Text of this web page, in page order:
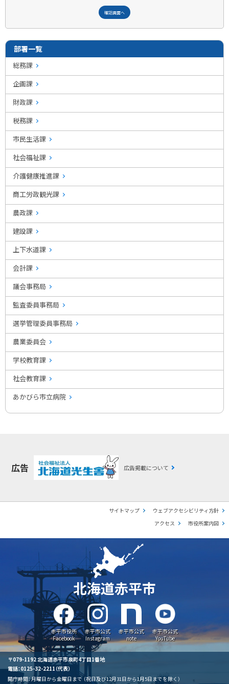
部署一覧
総務課
企画課
財政課
税務課
市民生活課
社会福祉課
介護健康推進課
商工労政観光課
農政課
建設課
上下水道課
会計課
議会事務局
監査委員事務局
選挙管理委員事務局
農業委員会
学校教育課
社会教育課
あかびら市立病院
広告 広告掲載について
サイトマップ
ウェブアクセシビリティ方針
アクセス
市役所案内図
北海道赤平市
赤平市役所
Facebook
赤平市公式
Instagram
赤平市公式
note
赤平市公式
YouTube
〒079-1192 北海道赤平市泉町4丁目1番地
電話：0125-32-2211（代表）
開庁時間：月曜日から金曜日まで （祝日及び12月31日から1月5日までを除く）